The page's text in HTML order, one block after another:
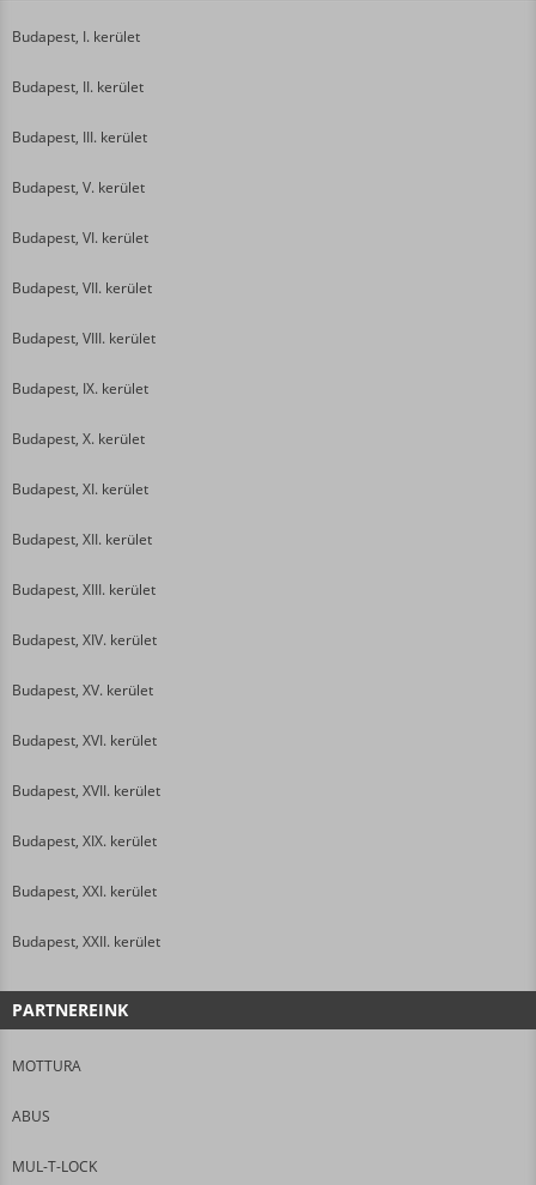
Budapest, I. kerület
Budapest, II. kerület
Budapest, III. kerület
Budapest, V. kerület
Budapest, VI. kerület
Budapest, VII. kerület
Budapest, VIII. kerület
Budapest, IX. kerület
Budapest, X. kerület
Budapest, XI. kerület
Budapest, XII. kerület
Budapest, XIII. kerület
Budapest, XIV. kerület
Budapest, XV. kerület
Budapest, XVI. kerület
Budapest, XVII. kerület
Budapest, XIX. kerület
Budapest, XXI. kerület
Budapest, XXII. kerület
PARTNEREINK
MOTTURA
ABUS
MUL-T-LOCK